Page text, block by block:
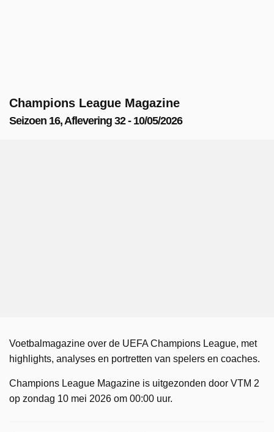
Champions League Magazine
Seizoen 16, Aflevering 32 - 10/05/2026
Voetbalmagazine over de UEFA Champions League, met
highlights, analyses en portretten van spelers en coaches.
Champions League Magazine is uitgezonden door VTM 2
op zondag 10 mei 2026 om 00:00 uur.